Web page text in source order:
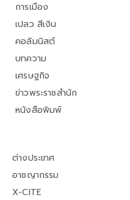
การเมือง
เปลว สีเงิน
คอลัมนิสต์
บทความ
เศรษฐกิจ
ข่าวพระราชสำนัก
หนังสือพิมพ์
ต่างประเทศ
อาชญากรรม
X-CITE